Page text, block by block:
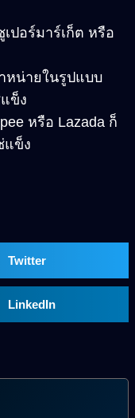
ปอร์มาร์เก็ต หรือ
หน่ายในรูปแบบ
ข็ง
หรือ Lazada ก็
แข็ง
Twitter
LinkedIn